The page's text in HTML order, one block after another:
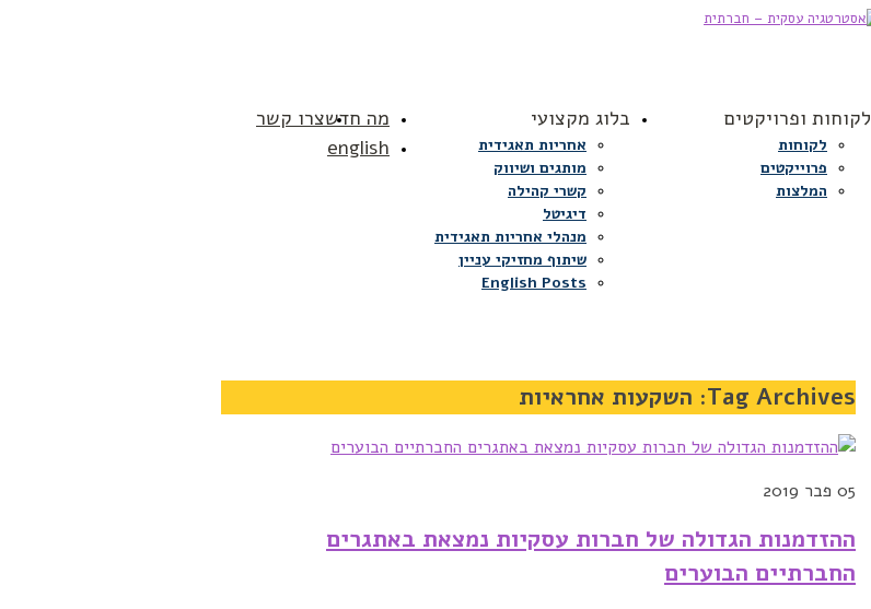
לקוחות ופרויקטים
לקוחות
פרוייקטים
המלצות
בלוג מקצועי
אחריות תאגידית
מותגים ושיווק
קשרי קהילה
דיגיטל
מנהלי אחריות תאגידית
שיתוף מחזיקי עניין
English Posts
מה חדשצרו קשר
english
Tag Archives: השקעות אחראיות
05 פבר 2019
ההזדמנות הגדולה של חברות עסקיות נמצאת באתגרים
החברתיים הבוערים